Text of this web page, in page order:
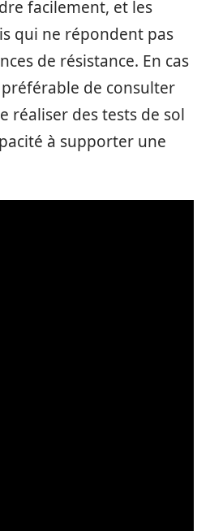
facilement, et les
qui ne répondent pas
de résistance. En cas
de consulter
réaliser des tests de sol
à supporter une